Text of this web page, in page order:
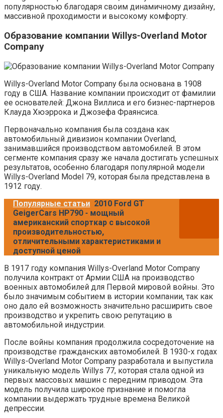
популярностью благодаря своим динамичному дизайну,
массивной проходимости и высокому комфорту.
Образование компании Willys-Overland Motor
Company
Willys-Overland Motor Company была основана в 1908
году в США. Название компании происходит от фамилии
ее основателей: Джона Виллиса и его бизнес-партнеров
Клауда Хюэррока и Джозефа Фраянсиса.
Первоначально компания была создана как
автомобильный дивизион компании Overland,
занимавшийся производством автомобилей. В этом
сегменте компания сразу же начала достигать успешных
результатов, особенно благодаря популярной модели
Willys-Overland Model 79, которая была представлена в
1912 году.
Популярные статьи 2010 Ford GT
GeigerCars HP790 - мощный
американский спорткар с высокой
производительностью,
отличительными характеристиками и
доступной ценой
В 1917 году компания Willys-Overland Motor Company
получила контракт от Армии США на производство
военных автомобилей для Первой мировой войны. Это
было значимым событием в истории компании, так как
оно дало ей возможность значительно расширить свое
производство и укрепить свою репутацию в
автомобильной индустрии.
После войны компания продолжила сосредоточение на
производстве гражданских автомобилей. В 1930-х годах
Willys-Overland Motor Company разработала и выпустила
уникальную модель Willys 77, которая стала одной из
первых массовых машин с передним приводом. Эта
модель получила широкое признание и помогла
компании выдержать трудные времена Великой
депрессии.